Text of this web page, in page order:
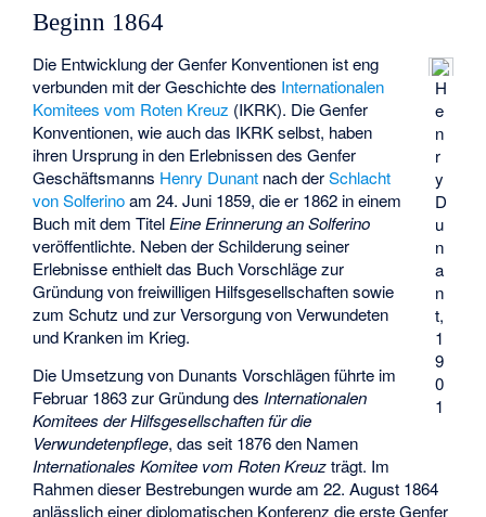
Beginn 1864
H
e
n
r
y
D
u
n
a
n
t,
1
9
0
1
Die Entwicklung der Genfer Konventionen ist eng
verbunden mit der Geschichte des Internationalen
Komitees vom Roten Kreuz (IKRK). Die Genfer
Konventionen, wie auch das IKRK selbst, haben
ihren Ursprung in den Erlebnissen des Genfer
Geschäftsmanns Henry Dunant nach derSchlacht
von Solferinoam 24. Juni 1859, die er 1862 in einem
Buch mit dem Titel Eine Erinnerung an Solferino
veröffentlichte. Neben der Schilderung seiner
Erlebnisse enthielt das Buch Vorschläge zur
Gründung von freiwilligen Hilfsgesellschaften sowie
zum Schutz und zur Versorgung von Verwundeten
und Kranken im Krieg.
Die Umsetzung von Dunants Vorschlägen führte im
Februar 1863 zur Gründung des Internationalen
Komitees der Hilfsgesellschaften für die
Verwundetenpflege, das seit 1876 den Namen
Internationales Komitee vom Roten Kreuzträgt. Im
Rahmen dieser Bestrebungen wurde am 22. August 1864
anlässlich einer diplomatischen Konferenz die erste Genfer